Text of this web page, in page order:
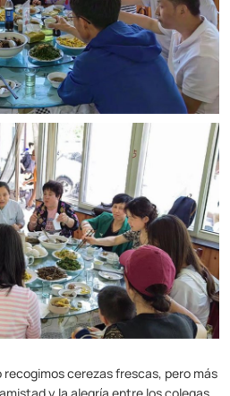
recogimos cerezas frescas, pero más
y la alegría entre los colegas.